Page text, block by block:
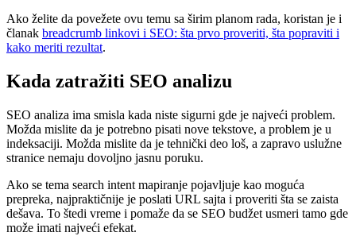
Ako želite da povežete ovu temu sa širim planom rada, koristan je i
članak breadcrumb linkovi i SEO: šta prvo proveriti, šta popraviti i
kako meriti rezultat.
Kada zatražiti SEO analizu
SEO analiza ima smisla kada niste sigurni gde je najveći problem.
Možda mislite da je potrebno pisati nove tekstove, a problem je u
indeksaciji. Možda mislite da je tehnički deo loš, a zapravo uslužne
stranice nemaju dovoljno jasnu poruku.
Ako se tema search intent mapiranje pojavljuje kao moguća
prepreka, najpraktičnije je poslati URL sajta i proveriti šta se zaista
dešava. To štedi vreme i pomaže da se SEO budžet usmeri tamo gde
može imati najveći efekat.